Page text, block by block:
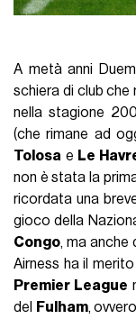
A metà anni
schiera di club che
nella stagione
(che rimane ad
Tolosa e Le
non è stata la
ricordata una
gioco della
Congo, ma anche
Airness ha il
Premier League
del
Fulham,